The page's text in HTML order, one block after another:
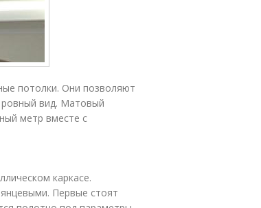
потолки. Они позволяют
вид. Матовый
метр вместе с
каркасе.
Первые стоят